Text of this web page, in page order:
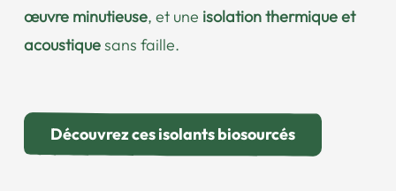
œuvre minutieuse, et une isolation thermique et
acoustiquesans faille.
Découvrez ces isolants biosourcés